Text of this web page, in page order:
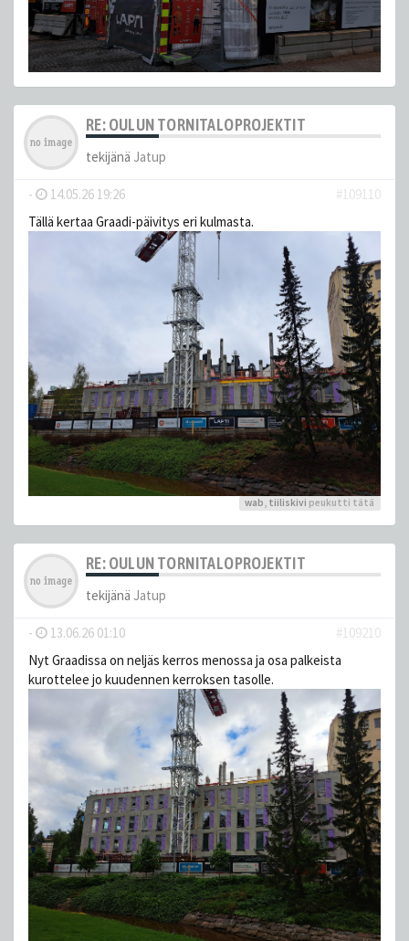
RE: OULUN TORNITALOPROJEKTIT
tekijänä Jatup
- 14.05.26 19:26
#109110
Tällä kertaa Graadi-päivitys eri kulmasta.
wab, tiiliskivi peukutti tätä
RE: OULUN TORNITALOPROJEKTIT
tekijänä Jatup
- 13.06.26 01:10
#109210
Nyt Graadissa on neljäs kerros menossa ja osa palkeista
kurottelee jo kuudennen kerroksen tasolle.